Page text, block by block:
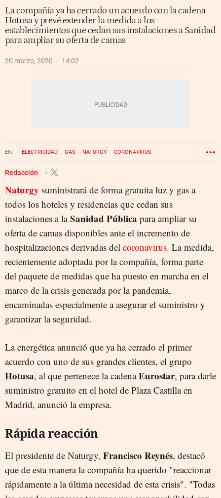
La compañía ya ha cerrado un acuerdo con la cadena
Hotusa y prevé extender la medida a los
establecimientos que cedan sus instalaciones a Sanidad
para ampliar su oferta de camas
20 marzo, 2020 14:02
ELECTRICIDAD GAS NATURGY CORONAVIRUS
Redacción
Naturgy suministrará de forma gratuita luz y gas a
todos los hoteles y residencias que cedan sus
instalaciones a laSanidad Pública para ampliar su
oferta de camas disponibles ante el incremento de
hospitalizaciones derivadas del coronavirus. La medida,
recientemente adoptada por la compañía, forma parte
del paquete de medidas que ha puesto en marcha en el
marco de la crisis generada por la pandemia,
encaminadas especialmente a asegurar el suministro y
garantizar la seguridad.
La energética anunció que ya ha cerrado el primer
acuerdo con uno de sus grandes clientes, el grupo
Hotusa, al que pertenece la cadenaEurostar, para darle
suministro gratuito en el hotel de Plaza Castilla en
Madrid, anunció la empresa.
Rápida reacción
El presidente de Naturgy, Francisco Reynés, destacó
que de esta manera la compañía ha querido "reaccionar
rápidamente a la última necesidad de esta crisis". "Todas